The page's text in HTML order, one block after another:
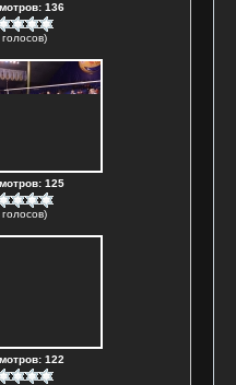
136
125
122